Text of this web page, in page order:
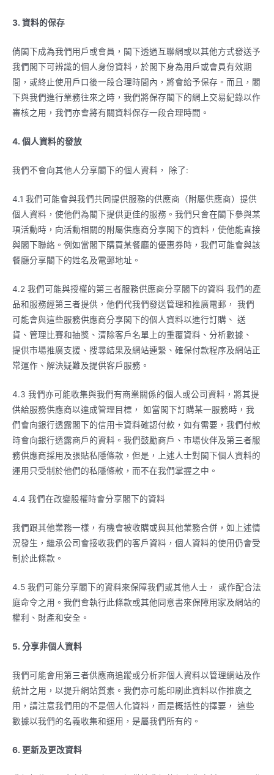
3. 資料的保存
倘閣下成為我們用戶或會員，閣下透過互聯網或以其他方式發送予
我們閣下可辨識的個人身份資料，於閣下身為用戶或會員有效期
間，或終止使用戶口後一段合理時間內，將會給予保存。而且，閣
下與我們進行業務往來之時，我們將保存閣下的網上交易紀錄以作
審核之用，我們亦會將有關資料保存一段合理時間。
4. 個人資料的發放
我們不會向其他人分享閣下的個人資料， 除了:
4.1 我們可能會與我們共同提供服務的供應商（附屬供應商）提供
個人資料，使他們為閣下提供更佳的服務。我們只會在閣下參與某
項活動時，向活動相關的附屬供應商分享閣下的資料，使他能直接
與閣下聯絡。例如當閣下購買某餐廳的優惠券時，我們可能會與該
餐廳分享閣下的姓名及電郵地址。
4.2 我們可能與授權的第三者服務供應商分享閣下的資料 我們的產
品和服務經第三者提供，他們代我們發送管理和推廣電郵， 我們
可能會與這些服務供應商分享閣下的個人資料以進行訂購、 送
貨、管理比賽和抽獎、清除客戶名單上的重覆資料、分析數據、
提供市場推廣支援、搜尋結果及網站連繫、確保付款程序及網站正
常運作、解決疑難及提供客戶服務。
4.3 我們亦可能收集與我們有商業關係的個人或公司資料，將其提
供給服務供應商以達成管理目標， 如當閣下訂購某一服務時，我
們會向銀行透露閣下的信用卡資料確認付款，如有需要，我們付款
時會向銀行透露商戶的資料。我們鼓勵商戶、市場伙伴及第三者服
務供應商採用及張貼私隱條款，但是，上述人士對閣下個人資料的
運用只受制於他們的私隱條款，而不在我們掌握之中。
4.4 我們在改變股權時會分享閣下的資料
我們跟其他業務一樣，有機會被收購或與其他業務合併，如上述情
況發生，繼承公司會接收我們的客戶資料，個人資料的使用仍會受
制於此條款。
4.5 我們可能分享閣下的資料來保障我們或其他人士， 或作配合法
庭命令之用。我們會執行此條款或其他同意書來保障用家及網站的
權利、財產和安全。
5. 分享非個人資料
我們可能會用第三者供應商追蹤或分析非個人資料以管理網站及作
統計之用，以提升網站質素。我們亦可能印刷此資料以作推廣之
用，請注意我們用的不是個人化資料，而是概括性的擇要， 這些
數據以我們的名義收集和運用，是屬我們所有的。
6. 更新及更改資料